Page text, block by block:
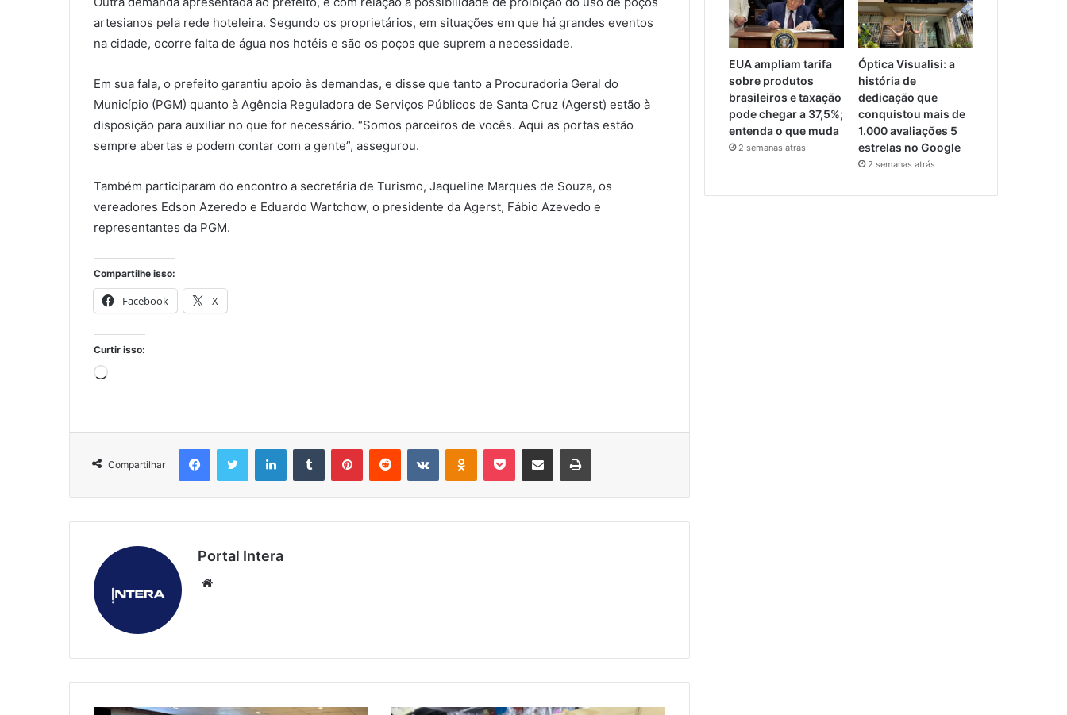
artesianos pela rede hoteleira. Segundo os proprietários, em situações em que há grandes eventos
na cidade, ocorre falta de água nos hotéis e são os poços que suprem a necessidade.
Em sua fala, o prefeito garantiu apoio às demandas, e disse que tanto a Procuradoria Geral do
Município (PGM) quanto à Agência Reguladora de Serviços Públicos de Santa Cruz (Agerst) estão à
disposição para auxiliar no que for necessário. “Somos parceiros de vocês. Aqui as portas estão
sempre abertas e podem contar com a gente”, assegurou.
Também participaram do encontro a secretária de Turismo, Jaqueline Marques de Souza, os
vereadores Edson Azeredo e Eduardo Wartchow, o presidente da Agerst, Fábio Azevedo e
representantes da PGM.
Compartilhe isso:
Facebook X
Curtir isso:
Carregando...
Compartilhar
FacebookTwitter LinkedinTumblr PinterestReddit VK OK Pocket Compartilhar via e-mail Imprimir
Portal Intera
EUA ampliam tarifa
sobre produtos
brasileiros e taxação
pode chegar a 37,5%;
entenda o que muda
2 semanas atrás
Óptica Visualisi: a
história de
dedicação que
conquistou mais de
1.000 avaliações 5
estrelas no Google
2 semanas atrás